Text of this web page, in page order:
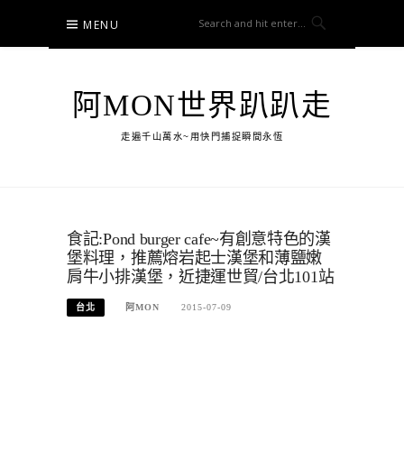
content
MENU
阿MON世界趴趴走
走遍千山萬水~用快門捕捉瞬間永恆
食記:Pond burger cafe~有創意特色的漢
堡料理，推薦熔岩起士漢堡和薄鹽嫩
肩牛小排漢堡，近捷運世貿/台北101站
台北 阿MON 2015-07-09